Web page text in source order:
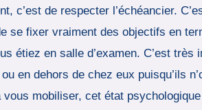
c’est de respecter l’échéancier.
se fixer vraiment des objectifs en
étiez en salle d’examen. C’est
en dehors de chez eux puisqu’ils
mobiliser, cet état